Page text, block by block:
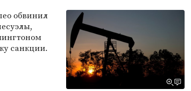
обвинил
санкции.